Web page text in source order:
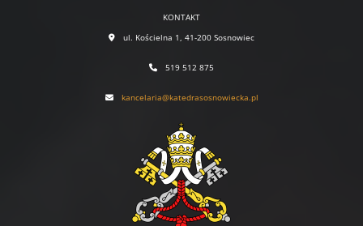
KONTAKT
ul. Kościelna 1, 41-200 Sosnowiec
519 512 875
kancelaria@katedrasosnowiecka.pl